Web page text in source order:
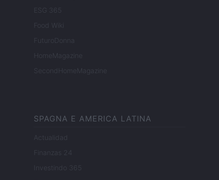
ESG 365
Food Wiki
FuturoDonna
HomeMagazine
SecondHomeMagazine
SPAGNA E AMERICA LATINA
Actualidad
Finanzas 24
Investindo 365